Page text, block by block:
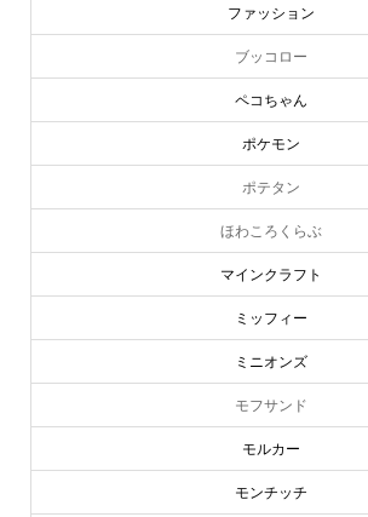
ファッション
ブッコロー
ペコちゃん
ポケモン
ポテタン
ほわころくらぶ
マインクラフト
ミッフィー
ミニオンズ
モフサンド
モルカー
モンチッチ